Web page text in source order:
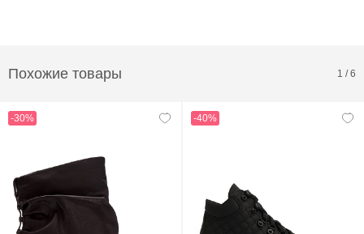
Похожие товары 1 /6
-30% -40%